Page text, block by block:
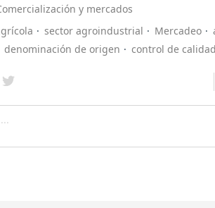
y mercados
sector agroindustrial Mercadeo
denominación de origen control de